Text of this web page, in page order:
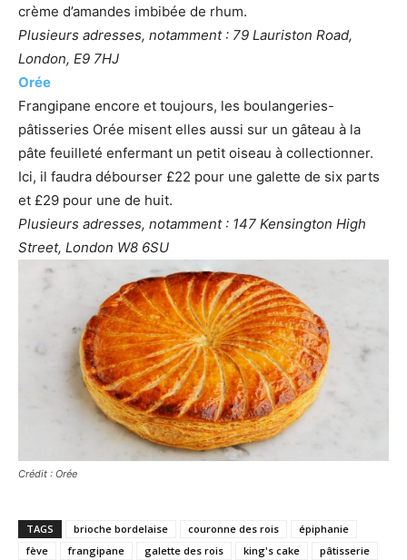
crème d’amandes imbibée de rhum.
Plusieurs adresses, notamment : 79 Lauriston Road,
London, E9 7HJ
Orée
Frangipane encore et toujours, les boulangeries-
pâtisseries Orée misent elles aussi sur un gâteau à la
pâte feuilleté enfermant un petit oiseau à collectionner.
Ici, il faudra débourser £22 pour une galette de six parts
et £29 pour une de huit.
Plusieurs adresses, notamment : 147 Kensington High
Street, London W8 6SU
Crédit : Orée
TAGS brioche bordelaise couronne des rois
épiphanie
fève
frangipane galette des rois king's cake pâtisserie